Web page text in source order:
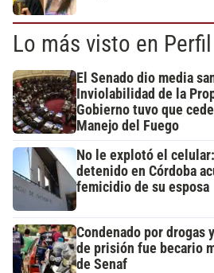
Lo más visto en Perfil
El Senado dio media
Inviolabilidad de la
Gobierno tuvo que
Manejo del Fuego
No le explotó el
detenido en Córdoba
femicidio de su esposa
Condenado por drogas
de prisión fue becario
de Senaf